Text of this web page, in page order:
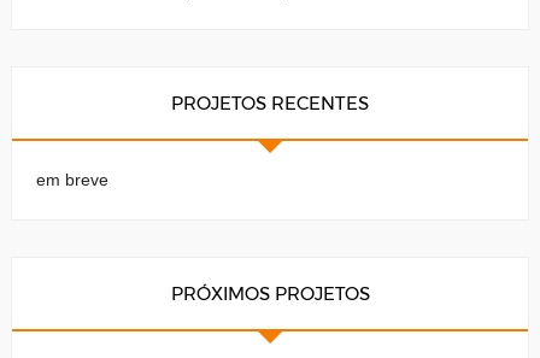
PROJETOS RECENTES
em breve
PRÓXIMOS PROJETOS